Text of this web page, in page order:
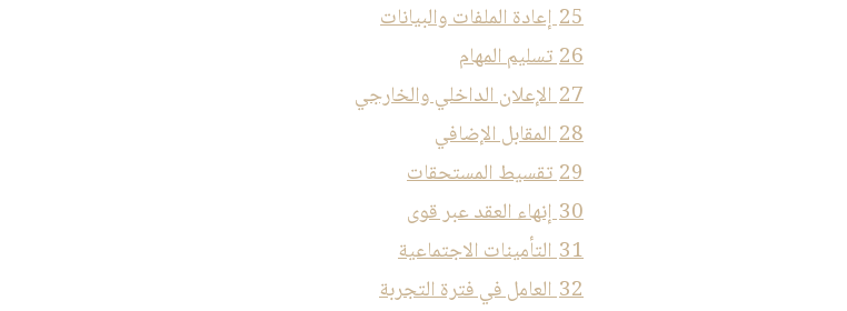
25 إعادة الملفات والبيانات
26تسليم المهام
27الإعلان الداخلي والخارجي
28المقابل الإضافي
29تقسيط المستحقات
30 إنهاء العقد عبر قوى
31التأمينات الاجتماعية
32العامل في فترة التجربة